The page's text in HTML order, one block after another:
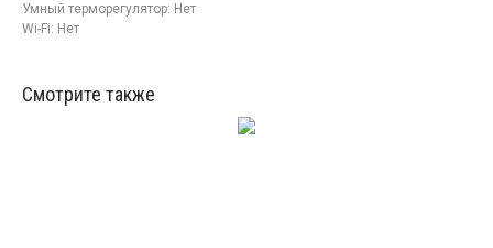
Умный терморегулятор: Нет
Wi-Fi: Нет
Смотрите также